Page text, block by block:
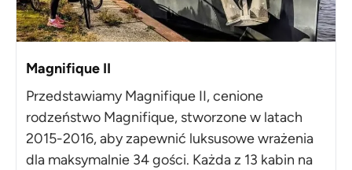
Magnifique II
Przedstawiamy Magnifique II, cenione
rodzeństwo Magnifique, stworzone w latach
2015-2016, aby zapewnić luksusowe wrażenia
dla maksymalnie 34 gości. Każda z 13 kabin na